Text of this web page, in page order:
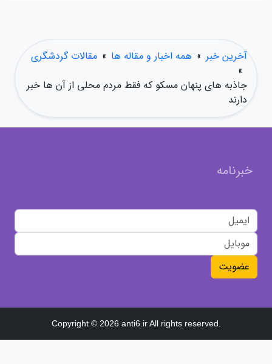
آخرین خبر » همه اخبار و مقاله ها » مقالات گردشگری
»
جاذبه های پنهان مسکو که فقط مردم محلی از آن ها خبر
دارند
خبرنامه
عضویت
Copyright © 2026 anti6.ir All rights reserved.